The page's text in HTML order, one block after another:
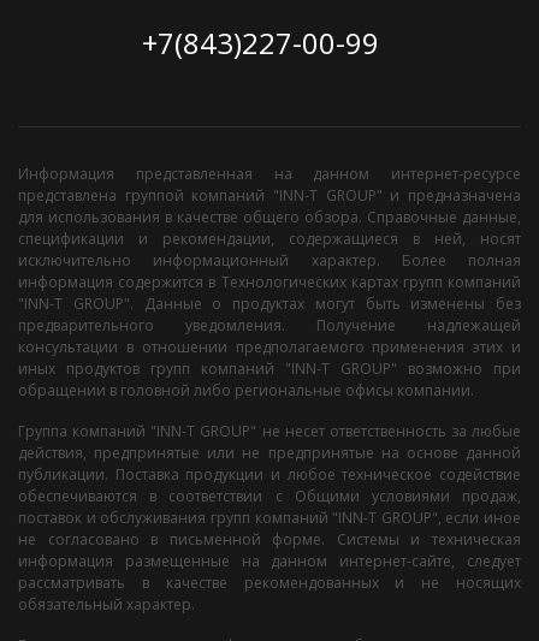
+7(843)227-00-99
Информация представленная на данном интернет-ресурсе
представлена группой компаний "INN-T GROUP" и предназначена
для использования в качестве общего обзора. Справочные данные,
спецификации и рекомендации, содержащиеся в ней, носят
исключительно информационный характер. Более полная
информация содержится в Технологических картах групп компаний
"INN-T GROUP". Данные о продуктах могут быть изменены без
предварительного уведомления. Получение надлежащей
консультации в отношении предполагаемого применения этих и
иных продуктов групп компаний "INN-T GROUP" возможно при
обращении в головной либо региональные офисы компании.
Группа компаний "INN-T GROUP" не несет ответственность за любые
действия, предпринятые или не предпринятые на основе данной
публикации. Поставка продукции и любое техническое содействие
обеспечиваются в соответствии с Общими условиями продаж,
поставок и обслуживания групп компаний "INN-T GROUP", если иное
не согласовано в письменной форме. Системы и техническая
информация размещенные на данном интернет-сайте, следует
рассматривать в качестве рекомендованных и не носящих
обязательный характер.